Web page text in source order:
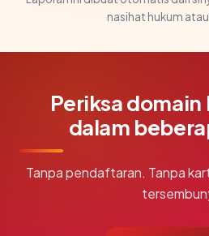
nasihat hukum atau
Periksa
dalam
Tanpa pendaftaran. Tanpa